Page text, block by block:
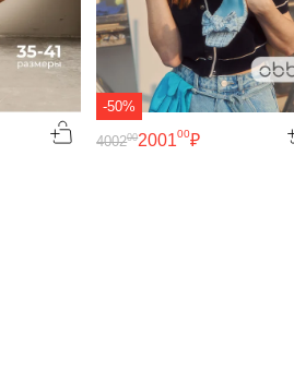
-50%
200100₽
400200